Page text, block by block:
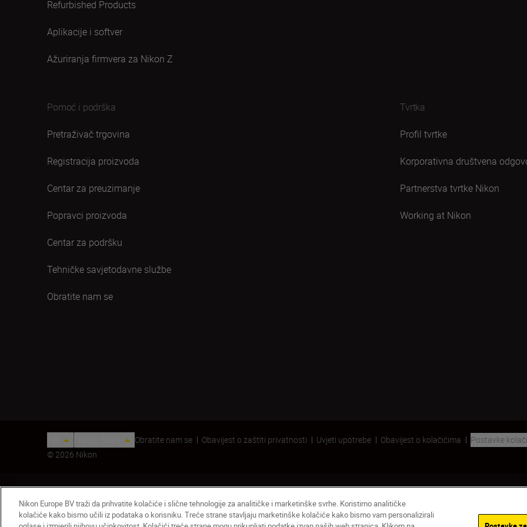
Refurbished Products
Aplikacije i softver
Ažuriranja firmvera za Nikon Z
Pomoć i podrška
Pretraživač trgovina
Registracija proizvoda
Centar za preuzimanje
Popravci proizvoda
Centar za podršku
Tehničke savjetodavne službe
Obratite nam se
Tvrtka
Profil tvrtke
Korporativna društvena
Partnerstva tvrtke Nikon
Working at Nikon
Obratite nam se Obavijest o zaštiti privatnosti Uvjeti upotrebe Obavijest o kolačićima
Postavke
© 2026 Nikon
Nikon Europe BV traži da prihvatite kolačiće i slične tehnologije za analitičke i marketinške svrhe. Koristimo analitičke
kolačiće kako bismo učili iz podataka o korisniku. Treće strane stavljaju marketinške kolačiće kako bismo vam personalizirali